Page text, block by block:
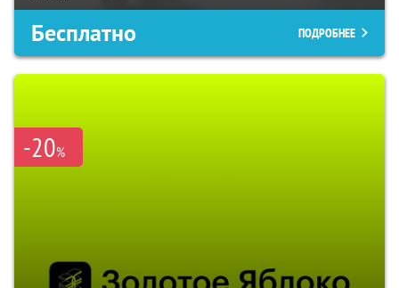
Бесплатно ПОДРОБНЕЕ
-20%